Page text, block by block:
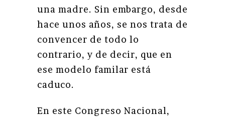
una madre. Sin embargo, desde
hace unos años, se nos trata de
convencer de todo lo
contrario, y de decir, que en
ese modelo familar está
caduco.
En este Congreso Nacional,